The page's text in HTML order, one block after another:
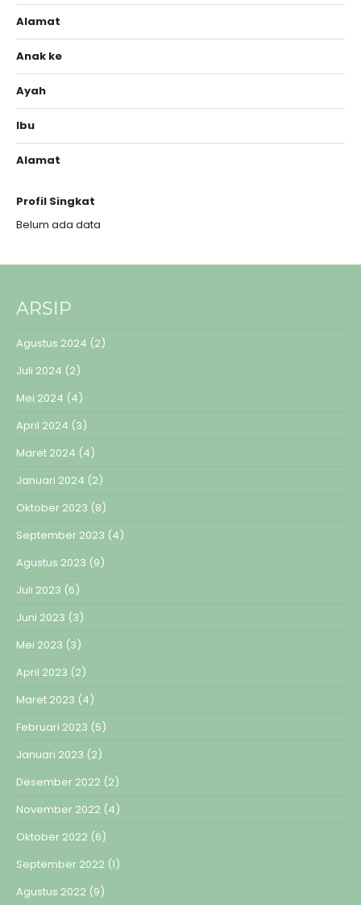
Alamat
Anak ke
Ayah
Ibu
Alamat
Profil Singkat
Belum ada data
ARSIP
Agustus 2024 (2)
Juli 2024 (2)
Mei 2024 (4)
April 2024 (3)
Maret 2024 (4)
Januari 2024 (2)
Oktober 2023 (8)
September 2023 (4)
Agustus 2023 (9)
Juli 2023 (6)
Juni 2023 (3)
Mei 2023 (3)
April 2023 (2)
Maret 2023 (4)
Februari 2023 (5)
Januari 2023 (2)
Desember 2022 (2)
November 2022 (4)
Oktober 2022 (6)
September 2022 (1)
Agustus 2022 (9)